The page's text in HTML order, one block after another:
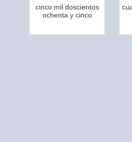
cinco mil doscientos
ochenta y cinco